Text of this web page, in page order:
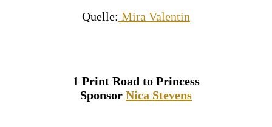
Quelle: Mira Valentin
1 Print Road to Princess
Sponsor Nica Stevens